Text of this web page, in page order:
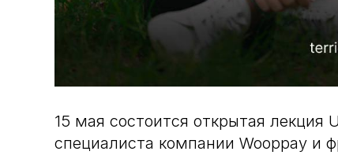
15 мая состоится открытая
специалиста компании Wooppay и